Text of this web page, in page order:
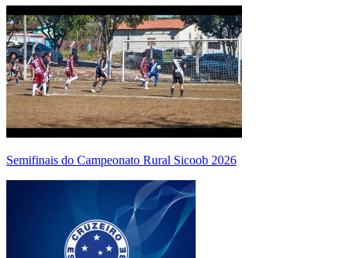
Semifinais do Campeonato Rural Sicoob 2026